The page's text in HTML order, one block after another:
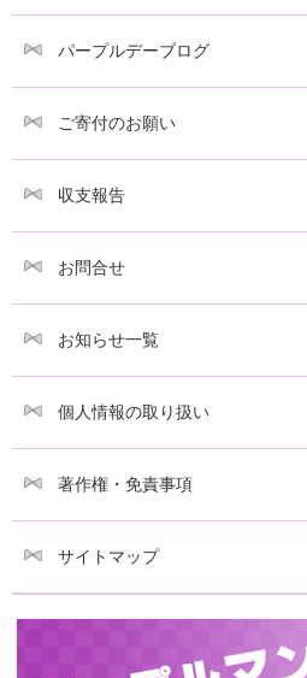
パープルデーブログ
ご寄付のお願い
収支報告
お問合せ
お知らせ一覧
個人情報の取り扱い
著作権・免責事項
サイトマップ